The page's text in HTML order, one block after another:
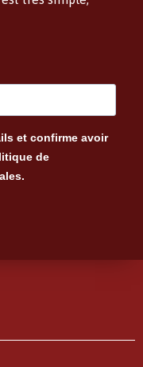
et confirme avoir
de